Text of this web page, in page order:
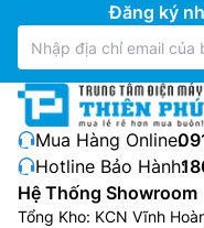
Đăng ký
Mua Hàng Online:
Hotline Bảo Hành:
Hệ Thống Showroom
Tổng Kho: KCN Vĩnh